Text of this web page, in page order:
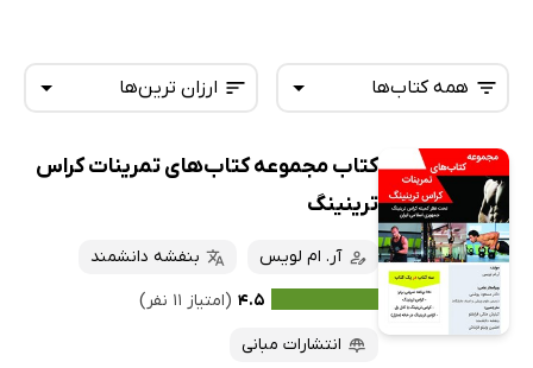
ارزان ترین‌ها
تازه‌ها
پرفروش‌ها
پربحث‌ها
همه کتاب‌ها
همه کتاب‌ها
کتاب‌های صوتی
کتاب‌های متنی
کتاب مجموعه کتاب‌های تمرینات کراس
ترینینگ
آر. ام لویس
بنفشه دانشمند
۴.۵ (امتیاز ۱۱ نفر)
انتشارات مبانی